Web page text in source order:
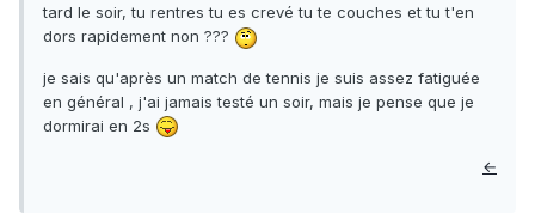
tard le soir, tu rentres tu es crevé tu te couches et tu t'en
dors rapidement non ???
je sais qu'après un match de tennis je suis assez fatiguée
en général , j'ai jamais testé un soir, mais je pense que je
dormirai en 2s
←